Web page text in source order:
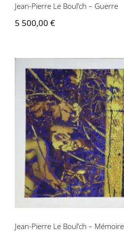
Jean-Pierre Le Boul’ch – Guerre
5 500,00 €
Jean-Pierre Le
internée –
Jean-Pierre Le Boul’ch –